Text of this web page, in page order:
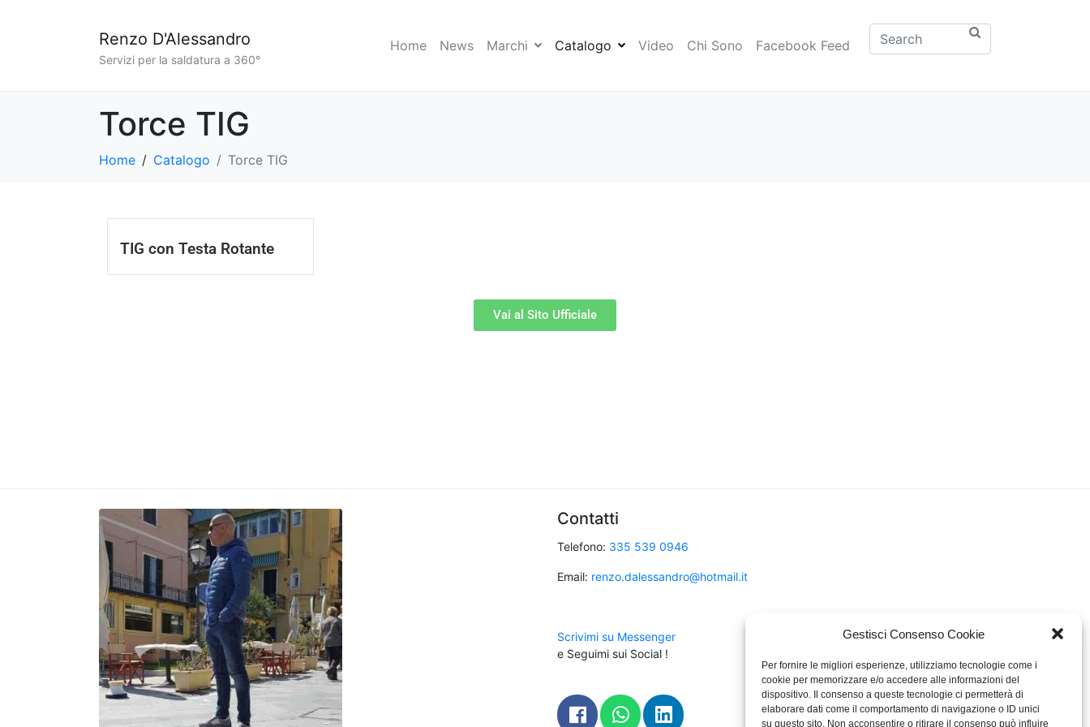
Gestisci Consenso Cookie
Per fornire le migliori esperienze, utilizziamo tecnologie come i
cookie per memorizzare e/o accedere alle informazioni del
dispositivo. Il consenso a queste tecnologie ci permetterà di
elaborare dati come il comportamento di navigazione o ID unici
su questo sito. Non acconsentire o ritirare il consenso può influire
Renzo D'Alessandro
Servizi per la saldatura a 360°
Home News Marchi Catalogo Video Chi Sono Facebook Feed
Torce TIG
Home Catalogo Torce TIG
TIG con Testa Rotante
Vai al Sito Ufficiale
Contatti
Telefono: 335 539 0946
Email: renzo.dalessandro@hotmail.it
Scrivimi su Messenger
e Seguimi sui Social !